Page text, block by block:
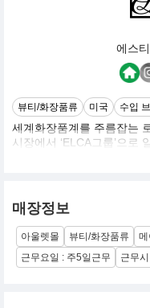
에스
뷰티/화장품류 미국 수입
세계화장품계를 주름잡는
시장에서 ‘ELCA그룹’으로
유대인 에스티 로더가 미국
든 이에게 최고의 제품과
티 로더, 랩시리즈, 크리니
운, 아베다, 조말론, 톰포드
드가 수입되고 있다
매장정보
아울렛몰 뷰티/화장품류
메
근무요일 : 주5일근무
근무